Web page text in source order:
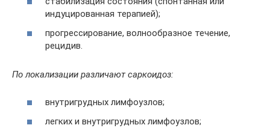
индуцированная терапией);
прогрессирование, волнообразное течение,
рецидив.
По локализации различают саркоидоз:
внутригрудных лимфоузлов;
легких и внутригрудных лимфоузлов;